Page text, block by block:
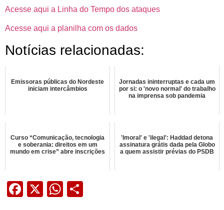
Acesse aqui a Linha do Tempo dos ataques
Acesse aqui a planilha com os dados
Notícias relacionadas:
Emissoras públicas do Nordeste
iniciam intercâmbios
Jornadas ininterruptas e cada um
por si: o 'novo normal' do trabalho
na imprensa sob pandemia
Curso “Comunicação, tecnologia
e soberania: direitos em um
mundo em crise” abre inscrições
'Imoral' e 'ilegal': Haddad detona
assinatura grátis dada pela Globo
a quem assistir prévias do PSDB
Facebook
X WhatsApp